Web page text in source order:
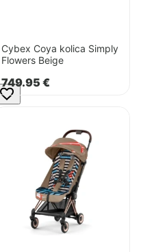
Cybex Coya kolica Simply
Flowers Beige
749.95 €
Pogledaj
proizvod
kolica
Love